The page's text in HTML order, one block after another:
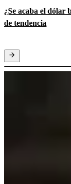
¿Se acaba el dólar
de tendencia